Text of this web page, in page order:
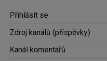
Přihlásit se
Zdroj kanálů (příspěvky)
Kanál komentářů